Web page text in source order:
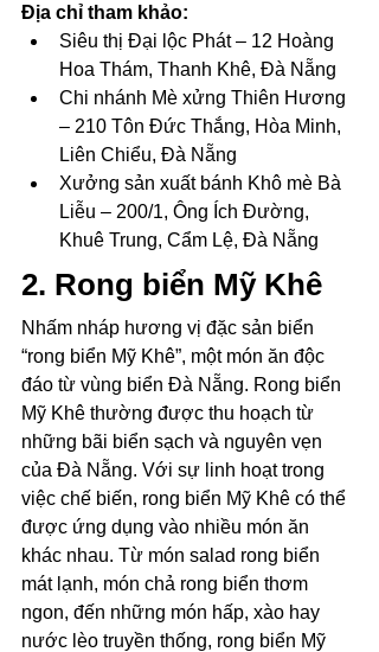
Địa chỉ tham khảo:
Siêu thị Đại lộc Phát – 12 Hoàng
Hoa Thám, Thanh Khê, Đà Nẵng
Chi nhánh Mè xửng Thiên Hương
– 210 Tôn Đức Thắng, Hòa Minh,
Liên Chiểu, Đà Nẵng
Xưởng sản xuất bánh Khô mè Bà
Liễu – 200/1, Ông Ích Đường,
Khuê Trung, Cẩm Lệ, Đà Nẵng
2. Rong biển Mỹ Khê
Nhấm nháp hương vị đặc sản biển
“rong biển Mỹ Khê”, một món ăn độc
đáo từ vùng biển Đà Nẵng. Rong biển
Mỹ Khê thường được thu hoạch từ
những bãi biển sạch và nguyên vẹn
của Đà Nẵng. Với sự linh hoạt trong
việc chế biến, rong biển Mỹ Khê có thể
được ứng dụng vào nhiều món ăn
khác nhau. Từ món salad rong biển
mát lạnh, món chả rong biển thơm
ngon, đến những món hấp, xào hay
nước lèo truyền thống, rong biển Mỹ